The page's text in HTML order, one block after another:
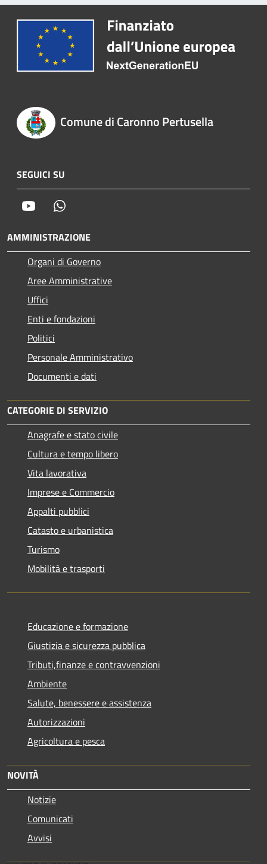
Comune di Caronno Pertusella
SEGUICI SU
Youtube
AMMINISTRAZIONE
Organi di Governo
Aree Amministrative
Uffici
Enti e fondazioni
Politici
Personale Amministrativo
Documenti e dati
CATEGORIE DI SERVIZIO
Anagrafe e stato civile
Cultura e tempo libero
Vita lavorativa
Imprese e Commercio
Appalti pubblici
Catasto e urbanistica
Turismo
Mobilità e trasporti
Educazione e formazione
Giustizia e sicurezza pubblica
Tributi,finanze e contravvenzioni
Ambiente
Salute, benessere e assistenza
Autorizzazioni
Agricoltura e pesca
NOVITÀ
Notizie
Comunicati
Avvisi